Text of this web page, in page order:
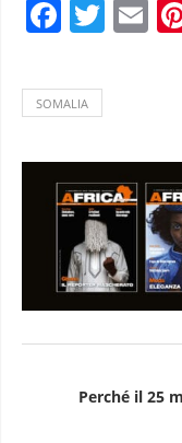
SOMALIA
Perché il 25